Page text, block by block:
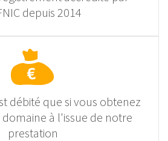
depuis 2014
débité que si vous obtenez
à l'issue de notre
prestation